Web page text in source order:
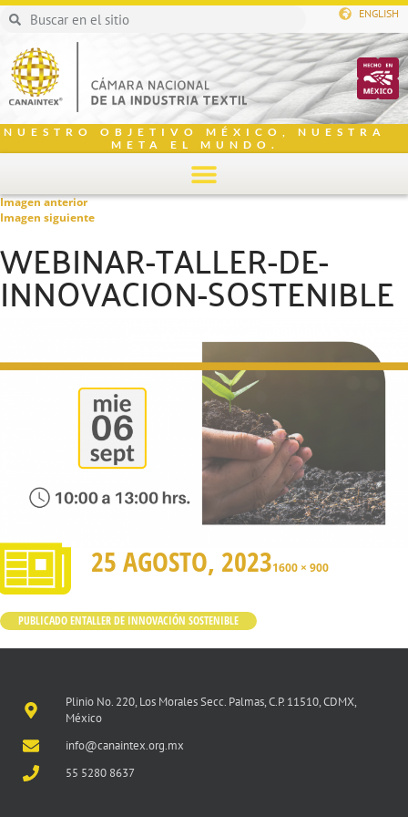
ENGLISH
NUESTRO OBJETIVO MÉXICO, NUESTRA
META EL MUNDO.
Imagen anterior
Imagen siguiente
WEBINAR-TALLER-DE-
INNOVACION-SOSTENIBLE
25 AGOSTO, 20231600 × 900
PUBLICADO ENTALLER DE INNOVACIÓN SOSTENIBLE
Plinio No. 220, Los Morales Secc. Palmas, C.P. 11510, CDMX,
México
info@canaintex.org.mx
55 5280 8637